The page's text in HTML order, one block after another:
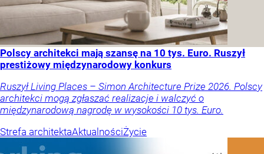
Polscy architekci mają szansę na 10 tys. Euro. Ruszył
prestiżowy międzynarodowy konkurs
Ruszył Living Places – Simon Architecture Prize 2026. Polscy
architekci mogą zgłaszać realizacje i walczyć o
międzynarodową nagrodę w wysokości 10 tys. Euro.
Strefa architektaAktualnościŻycie